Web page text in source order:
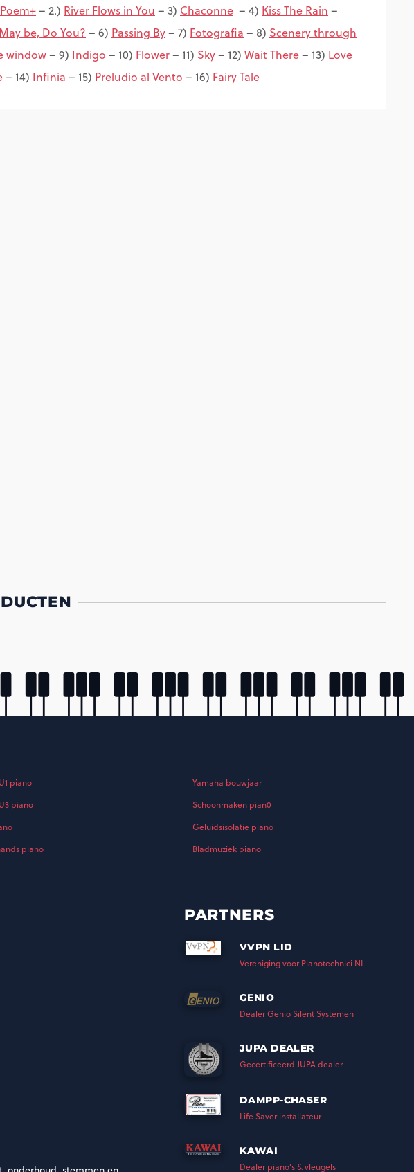
Poem+– 2.) River Flows in You – 3) Chaconne – 4) Kiss The Rain –
May be, Do You? – 6) Passing By– 7) Fotografia – 8) Scenery through
window– 9) Indigo – 10) Flower– 11) Sky– 12) Wait There– 13) Love
– 14) Infinia – 15) Preludio al Vento – 16) Fairy Tale
piano
piano
piano
Yamaha bouwjaar
Schoonmaken pian0
Geluidsisolatie piano
Bladmuziek piano
PARTNERS
VVPN LID
Vereniging voor Pianotechnici NL
GENIO
Dealer Genio Silent Systemen
JUPA DEALER
Gecertificeerd JUPA dealer
DAMPP-CHASER
Life Saver installateur
KAWAI
Dealer piano’s & vleugels